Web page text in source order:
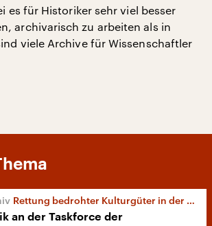
es für Historiker sehr viel besser
archivarisch zu arbeiten als in
viele Archive für Wissenschaftler
Rettung bedrohter Kulturgüter in der Ukraine
an der Taskforce der